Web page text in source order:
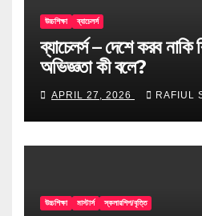
উচ্চশিক্ষা ব্যাচেলর্স
ব্যাচেলর্স – দেশে করব
অভিজ্ঞতা কী বলে?
APRIL 27, 2026 RAFIUL
উচ্চশিক্ষা মাস্টার্স স্কলারশিপ/বৃত্তি